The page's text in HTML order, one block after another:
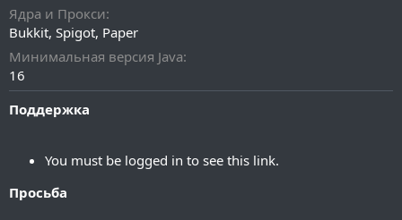
а
н
и
Ядра и Прокси
Bukkit Spigot Paper
Минимальная версия Java
16
Поддержка
You must be logged in to see this link.
Просьба